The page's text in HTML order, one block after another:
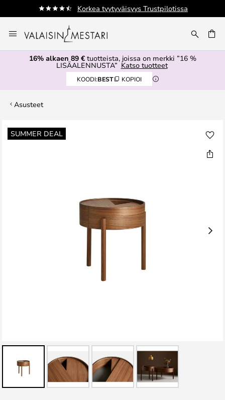
Korkea tyytyväisyys Trustpilotissa
to
Content
16% alkaen 89 €tuotteista, joissa on merkki ”16 %
LISÄALENNUSTA” Katso tuotteet
KOODI:BEST KOPIOI
Asusteet
SUMMER DEAL
Skip
to